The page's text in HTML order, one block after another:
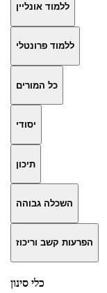
ללמוד אונליין
ללמוד פרונטלי
כל המורים
יסודי
תיכון
השכלה גבוהה
הפרעות קשב וריכוז
כלי סינון